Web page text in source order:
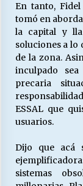
En tanto,
tomó en
la capital y
soluciones a lo
de la zona.
inculpado
precaria
ESSAL que
usuarios.
Dijo que acá
sistemas